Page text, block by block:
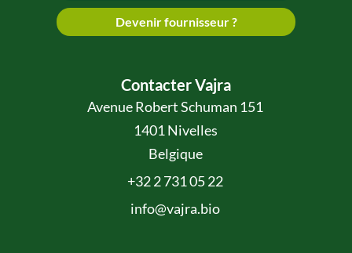
Devenir fournisseur ?
Contacter Vajra
Avenue Robert Schuman 151
1401 Nivelles
Belgique
+32 2 731 05 22
info@vajra.bio